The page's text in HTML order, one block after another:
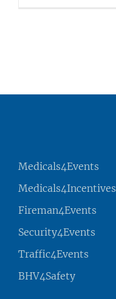
Medicals4Events
Medicals4Incentives
Fireman4Events
Security4Events
Traffic4Events
BHV4Safety